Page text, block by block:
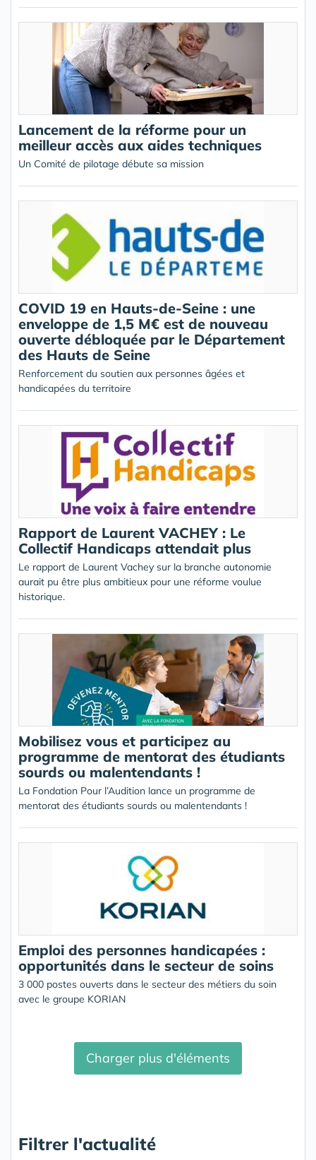
Lancement de la réforme pour un
meilleur accès aux aides techniques
Un Comité de pilotage débute sa mission
COVID 19 en Hauts-de-Seine : une
enveloppe de 1,5 M€ est de nouveau
ouverte débloquée par le Département
des Hauts de Seine
Renforcement du soutien aux personnes âgées et
handicapées du territoire
Rapport de Laurent VACHEY : Le
Collectif Handicaps attendait plus
Le rapport de Laurent Vachey sur la branche autonomie
aurait pu être plus ambitieux pour une réforme voulue
historique.
Mobilisez vous et participez au
programme de mentorat des étudiants
sourds ou malentendants !
La Fondation Pour l’Audition lance un programme de
mentorat des étudiants sourds ou malentendants !
Emploi des personnes handicapées :
opportunités dans le secteur de soins
3 000 postes ouverts dans le secteur des métiers du soin
avec le groupe KORIAN
Charger plus d'éléments
Filtrer l'actualité